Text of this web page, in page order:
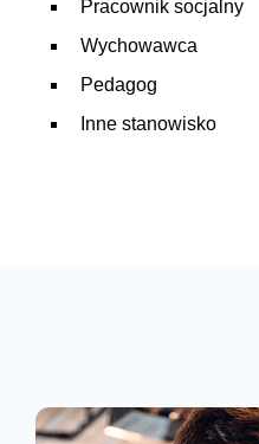
Pracownik socjalny
Wychowawca
Pedagog
Inne stanowisko